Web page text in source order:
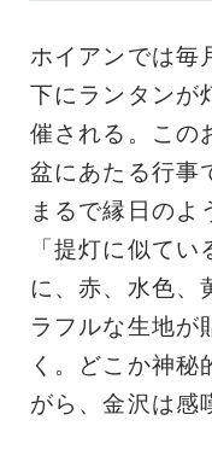
ホイアンでは毎
下にランタンが
催される。この
盆にあたる行事
まるで縁日のよ
「提灯に似て
に、赤、水色、
ラフルな生地が
く。どこか神秘
がら、金沢は感